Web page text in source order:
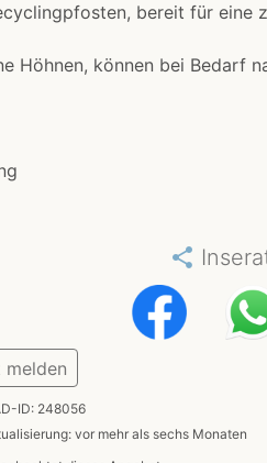
bereit für eine
Höhnen, können bei Bedarf
share
melden
ID: 248056
vor mehr als sechs Monaten